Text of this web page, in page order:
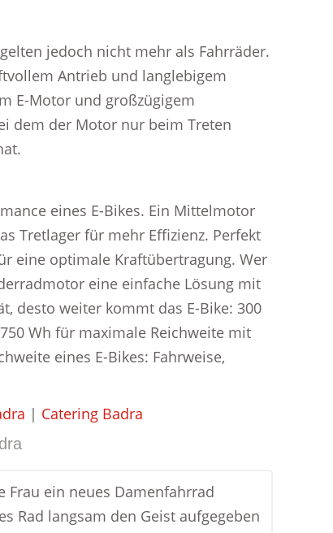
jedoch nicht mehr als Fahrräder.
Antrieb und langlebigem
E-Motor und großzügigem
dem der Motor nur beim Treten
eines E-Bikes. Ein Mittelmotor
Tretlager für mehr Effizienz. Perfekt
eine optimale Kraftübertragung. Wer
eine einfache Lösung mit
desto weiter kommt das E-Bike: 300
Wh für maximale Reichweite mit
eines E-Bikes: Fahrweise,
| Catering Badra
Frau ein neues Damenfahrrad
Rad langsam den Geist aufgegeben